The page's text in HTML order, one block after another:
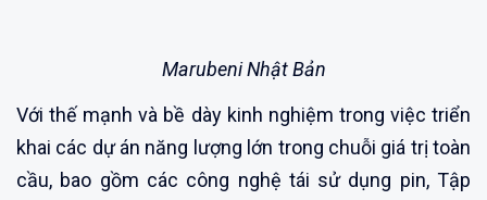
Marubeni Nhật Bản
Với thế mạnh và bề dày kinh nghiệm trong việc triển
khai các dự án năng lượng lớn trong chuỗi giá trị toàn
cầu, bao gồm các công nghệ tái sử dụng pin, Tập